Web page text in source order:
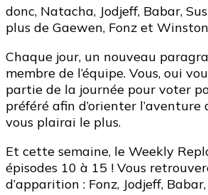
donc, Natacha, Jodjeff, Babar,
plus de Gaewen, Fonz et
Chaque jour, un nouveau
membre de l’équipe. Vous, oui
partie de la journée pour voter
préféré afin d’orienter l’aventure
vous plairai le plus.
Et cette semaine, le Weekly
épisodes 10 à 15 ! Vous
d’apparition : Fonz, Jodjeff,